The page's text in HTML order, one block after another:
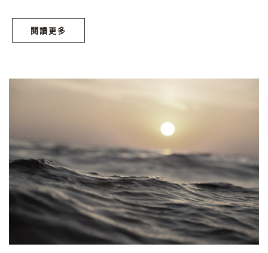
台灣的水資源問題一直都迫切需要解決。上一篇文章《海水送
進去，淡水流出來，水資源匱乏已有解？》我們提到了台灣離
島地區現在很大宗的水來源是透過海水淡化，然而真正應用到
術─滴灌。
閱讀更多